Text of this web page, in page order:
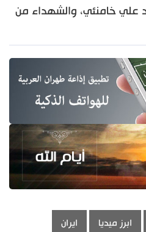
علي خامنئي، والشهداء من
ابرز ميديا ايران